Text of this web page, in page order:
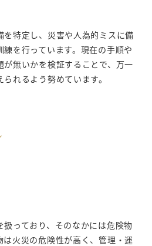
特定し、災害や人為的ミスに備
を行っています。現在の手順や
無いかを検証することで、万一
れるよう努めています。
っており、そのなかには危険物
火災の危険性が高く、管理・運